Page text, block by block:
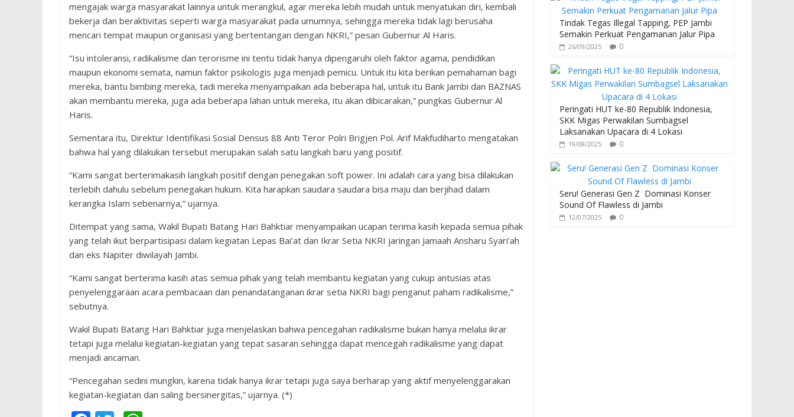
mengajak warga masyarakat lainnya untuk merangkul, agar mereka lebih mudah untuk menyatukan diri, kembali
bekerja dan beraktivitas seperti warga masyarakat pada umumnya, sehingga mereka tidak lagi berusaha
mencari tempat maupun organisasi yang bertentangan dengan NKRI,” pesan Gubernur Al Haris.
“Isu intoleransi, radikalisme dan terorisme ini tentu tidak hanya dipengaruhi oleh faktor agama, pendidikan
maupun ekonomi semata, namun faktor psikologis juga menjadi pemicu. Untuk itu kita berikan pemahaman bagi
mereka, bantu bimbing mereka, tadi mereka menyampaikan ada beberapa hal, untuk itu Bank Jambi dan BAZNAS
akan membantu mereka, juga ada beberapa lahan untuk mereka, itu akan dibicarakan,” pungkas Gubernur Al
Haris.
Sementara itu, Direktur Identifikasi Sosial Densus 88 Anti Teror Polri Brigjen Pol. Arif Makfudiharto mengatakan
bahwa hal yang dilakukan tersebut merupakan salah satu langkah baru yang positif.
“Kami sangat berterimakasih langkah positif dengan penegakan soft power. Ini adalah cara yang bisa dilakukan
terlebih dahulu sebelum penegakan hukum. Kita harapkan saudara saudara bisa maju dan berjihad dalam
kerangka Islam sebenarnya,” ujarnya.
Ditempat yang sama, Wakil Bupati Batang Hari Bahktiar menyampaikan ucapan terima kasih kepada semua pihak
yang telah ikut berpartisipasi dalam kegiatan Lepas Bai’at dan Ikrar Setia NKRI jaringan Jamaah Ansharu Syari’ah
dan eks Napiter diwilayah Jambi.
“Kami sangat berterima kasih atas semua pihak yang telah membantu kegiatan yang cukup antusias atas
penyelenggaraan acara pembacaan dan penandatanganan ikrar setia NKRI bagi penganut paham radikalisme,”
sebutnya.
Wakil Bupati Batang Hari Bahktiar juga menjelaskan bahwa pencegahan radikalisme bukan hanya melalui ikrar
tetapi juga melalui kegiatan-kegiatan yang tepat sasaran sehingga dapat mencegah radikalisme yang dapat
menjadi ancaman.
“Pencegahan sedini mungkin, karena tidak hanya ikrar tetapi juga saya berharap yang aktif menyelenggarakan
kegiatan-kegiatan dan saling bersinergitas,” ujarnya. (*)
Tindak Tegas Illegal Tapping, PEP Jambi
Semakin Perkuat Pengamanan Jalur Pipa
26/09/2025 0
Peringati HUT ke-80 Republik Indonesia,
SKK Migas Perwakilan Sumbagsel
Laksanakan Upacara di 4 Lokasi
19/08/2025 0
Seru! Generasi Gen Z Dominasi Konser
Sound Of Flawless di Jambi
12/07/2025 0